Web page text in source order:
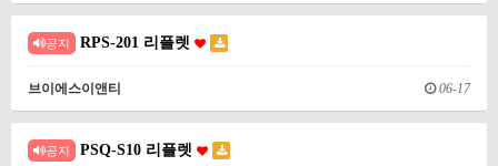
공지 RPS-201 리플렛
브이에스이앤티 06-17
공지 PSQ-S10 리플렛